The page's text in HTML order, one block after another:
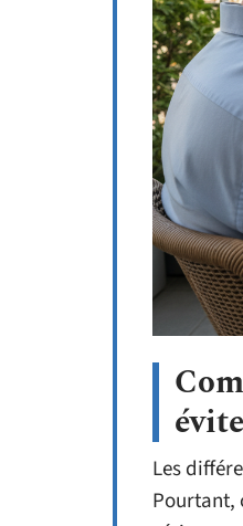
Les
Pourtant,